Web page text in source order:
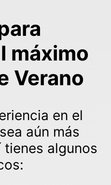
máximo
Verano
en el
aún más
algunos